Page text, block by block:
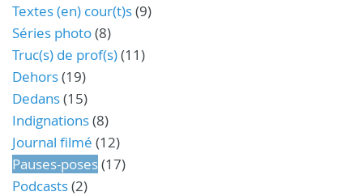
Textes (en) cour(t)s(9)
Séries photo(8)
Truc(s) de prof(s)(11)
Dehors(19)
Dedans(15)
Indignations(8)
Journal filmé (12)
Pauses-poses(17)
Podcasts(2)